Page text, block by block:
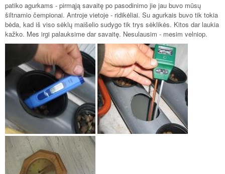
patiko agurkams - pirmąją savaitę po pasodinimo jie jau buvo mūsų
šiltnamio čempionai. Antroje vietoje - ridikėliai. Su agurkais buvo tik tokia
bėda, kad iš viso sėklų maišelio sudygo tik trys sėklikės. Kitos dar laukia
kažko. Mes irgi palauksime dar savaitę. Nesulausim - mesim velniop.